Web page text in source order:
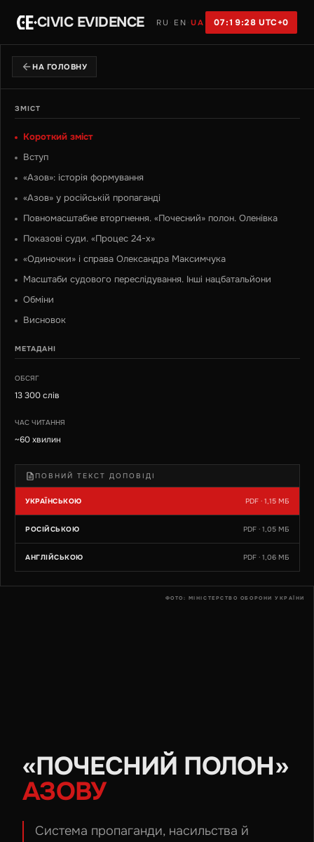
CIVIC EVIDENCE RU EN ·УКРАЇНСЬКОЮ
UA 07:19:28 UTC+0
НА ГОЛОВНУ
ЗМІСТ
Короткий зміст
Вступ
«Азов»: історія формування
«Азов» у російській пропаганді
Повномасштабне вторгнення. «Почесний» полон. Оленівка
Показові суди. «Процес 24-х»
«Одиночки» і справа Олександра Максимчука
Масштаби судового переслідування. Інші нацбатальйони
Обміни
Висновок
МЕТАДАНІ
ОБСЯГ
13 300 слів
ЧАС ЧИТАННЯ
~60 хвилин
ПОВНИЙ ТЕКСТ ДОПОВІДІ
УКРАЇНСЬКОЮ PDF · 1,15 МБ
РОСІЙСЬКОЮ PDF · 1,05 МБ
АНГЛІЙСЬКОЮ PDF · 1,06 МБ
ФОТО: МІНІСТЕРСТВО ОБОРОНИ УКРАЇНИ
«ПОЧЕСНИЙ ПОЛОН»
АЗОВУ
Система пропаганди, насильства й